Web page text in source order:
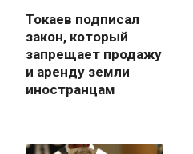
Токаев подписал
закон, который
запрещает продажу
и аренду земли
иностранцам